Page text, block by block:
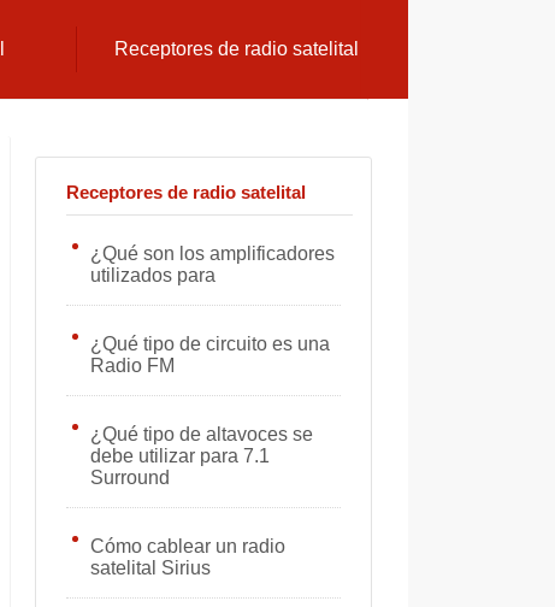
Receptores de radio satelital
Receptores de radio satelital
¿Qué son los amplificadores
utilizados para
¿Qué tipo de circuito es una
Radio FM
¿Qué tipo de altavoces se
debe utilizar para 7.1
Surround
Cómo cablear un radio
satelital Sirius